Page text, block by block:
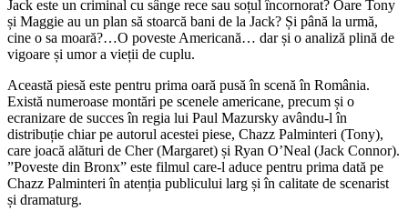
Jack este un criminal cu sânge rece sau soțul încornorat? Oare Tony
și Maggie au un plan să stoarcă bani de la Jack? Și până la urmă,
cine o sa moară?…O poveste Americană… dar și o analiză plină de
vigoare și umor a vieții de cuplu.
Această piesă este pentru prima oară pusă în scenă în România.
Există numeroase montări pe scenele americane, precum și o
ecranizare de succes în regia lui Paul Mazursky avându-l în
distribuție chiar pe autorul acestei piese, Chazz Palminteri (Tony),
care joacă alături de Cher (Margaret) și Ryan O’Neal (Jack Connor).
”Poveste din Bronx” este filmul care-l aduce pentru prima dată pe
Chazz Palminteri în atenția publicului larg și în calitate de scenarist
și dramaturg.